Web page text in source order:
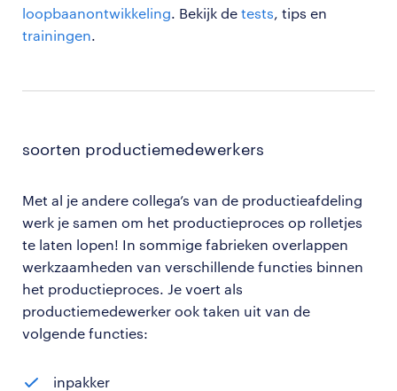
loopbaanontwikkeling . Bekijk de tests , tips en
trainingen
soorten productiemedewerkers
Met al je andere collega’s van de productieafdeling
werk je samen om het productieproces op rolletjes
te laten lopen! In sommige fabrieken overlappen
werkzaamheden van verschillende functies binnen
het productieproces. Je voert als
productiemedewerker ook taken uit van de
volgende functies:
inpakker